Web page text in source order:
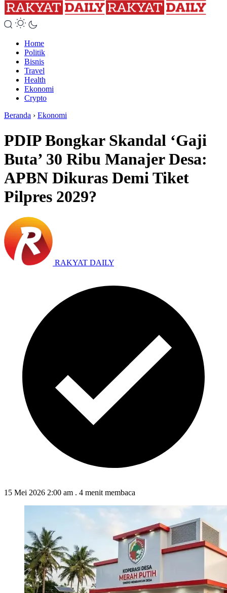
Home
Politik
Bisnis
Travel
Health
Ekonomi
Crypto
Beranda › Ekonomi
PDIP Bongkar Skandal ‘Gaji
Buta’ 30 Ribu Manajer Desa:
APBN Dikuras Demi Tiket
Pilpres 2029?
RAKYAT DAILY
15 Mei 2026 2:00 am . 4 menit membaca